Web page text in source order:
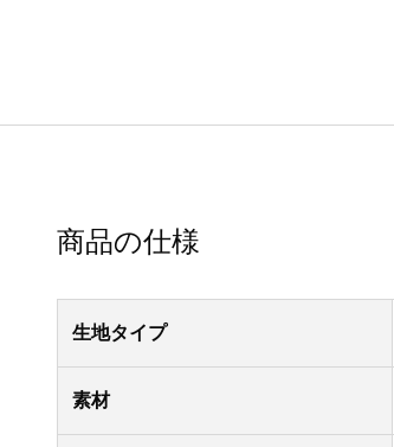
商品の仕様
生地タイプ
素材